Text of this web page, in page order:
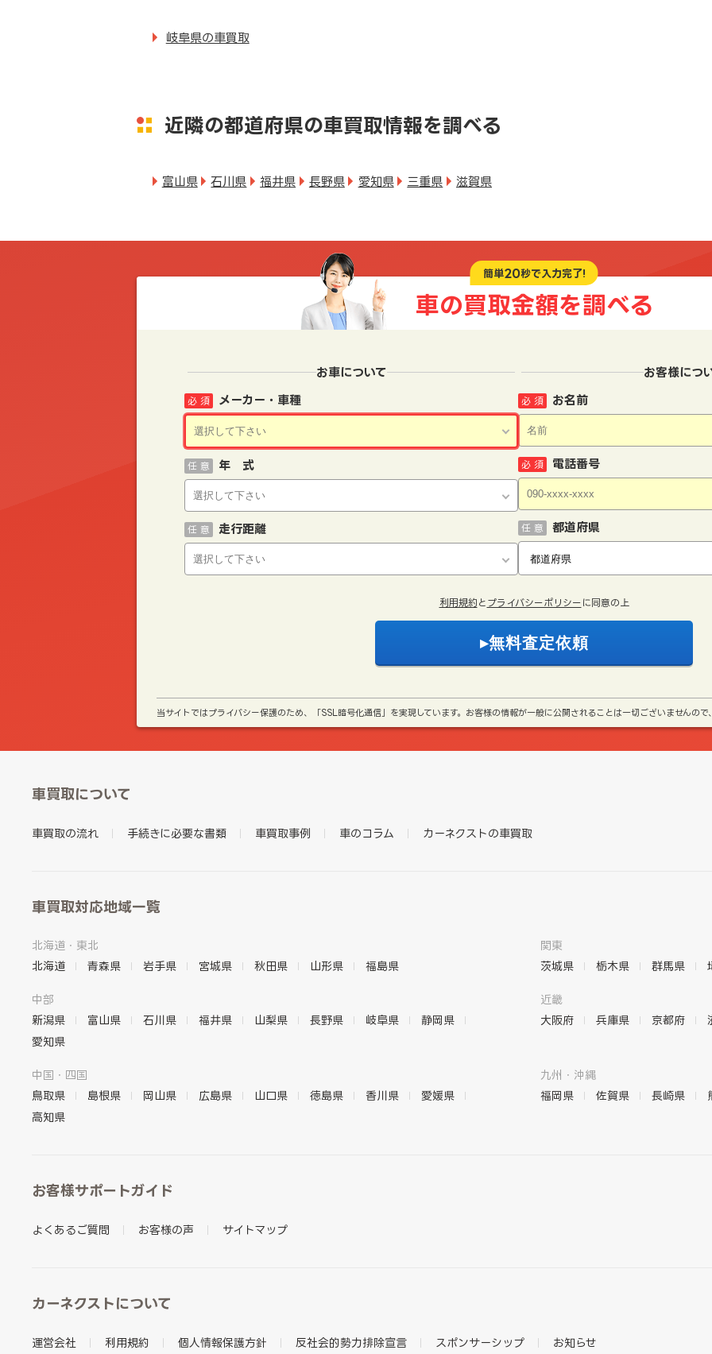
岐阜県の車買取
近隣の都道府県の車買取情報を調べる
富山県 石川県 福井県 長野県 愛知県 三重県 滋賀県
簡単20秒で入力完了!
車の買取金額を調べる
お車について
メーカー・車種
必 須
年 式
任 意
走行距離
任 意
お客様につ
お名前
必 須
電話番号
必 須
都道府県
任 意
利用規約 と プライバシーポリシー に同意の上
当サイトではプライバシー保護のため、「SSL暗号化通信」を実現しています。お客様の情報が一般に公開されることは一切ございませんの
車買取について
車買取の流れ 手続きに必要な書類 車買取事例 車のコラム カーネクストの車買取
車買取対応地域一覧
北海道・東北
北海道
青森県 岩手県 宮城県 秋田県 山形県 福島県
関東
茨城県
栃木県 群馬県
中部
新潟県
富山県 石川県 福井県 山梨県 長野県 岐阜県
静岡県
愛知県
近畿
大阪府
兵庫県 京都府
中国・四国
鳥取県
島根県 岡山県 広島県 山口県 徳島県 香川県
愛媛県
高知県
九州・沖縄
福岡県
佐賀県 長崎県
お客様サポートガイド
よくあるご質問 お客様の声 サイトマップ
カーネクストについて
運営会社 利用規約 個人情報保護方針 反社会的勢力排除宣言 スポンサーシップ お知らせ